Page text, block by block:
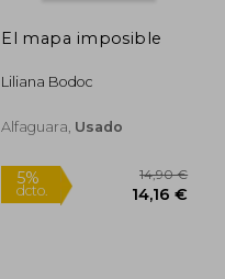
El mapa imposible
Liliana Bodoc
Alfaguara, Usado